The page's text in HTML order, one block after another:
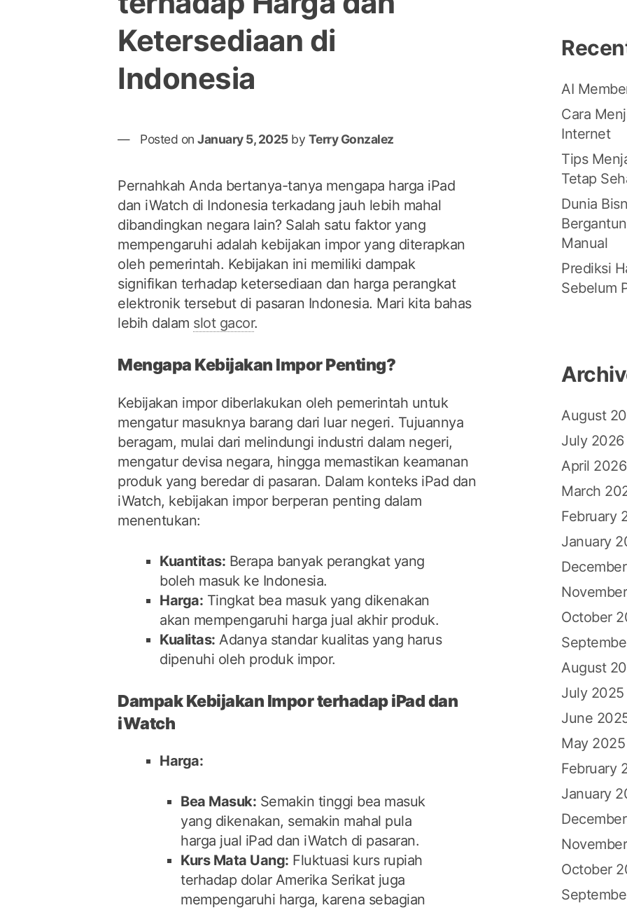
Ketersediaan di
Indonesia
Posted onJanuary 5, 2025by Terry Gonzalez
Pernahkah Anda bertanya-tanya mengapa harga iPad
dan iWatch di Indonesia terkadang jauh lebih mahal
dibandingkan negara lain? Salah satu faktor yang
mempengaruhi adalah kebijakan impor yang diterapkan
oleh pemerintah. Kebijakan ini memiliki dampak
signifikan terhadap ketersediaan dan harga perangkat
elektronik tersebut di pasaran Indonesia. Mari kita bahas
lebih dalam slot gacor.
Mengapa Kebijakan Impor Penting?
Kebijakan impor diberlakukan oleh pemerintah untuk
mengatur masuknya barang dari luar negeri. Tujuannya
beragam, mulai dari melindungi industri dalam negeri,
mengatur devisa negara, hingga memastikan keamanan
produk yang beredar di pasaran. Dalam konteks iPad dan
iWatch, kebijakan impor berperan penting dalam
menentukan:
Kuantitas: Berapa banyak perangkat yang
boleh masuk ke Indonesia.
Harga: Tingkat bea masuk yang dikenakan
akan mempengaruhi harga jual akhir produk.
Kualitas: Adanya standar kualitas yang harus
dipenuhi oleh produk impor.
Dampak Kebijakan Impor terhadap iPad dan
iWatch
Harga:
Bea Masuk: Semakin tinggi bea masuk
yang dikenakan, semakin mahal pula
harga jual iPad dan iWatch di pasaran.
Kurs Mata Uang: Fluktuasi kurs rupiah
terhadap dolar Amerika Serikat juga
mempengaruhi harga, karena sebagian
AI
Cara
Internet
Tips
Tetap
Dunia
Manual
Prediksi
Sebelum
August
July 2026
April 2026
March
February
January
October
August
July 2025
June
May 2025
February
January
October